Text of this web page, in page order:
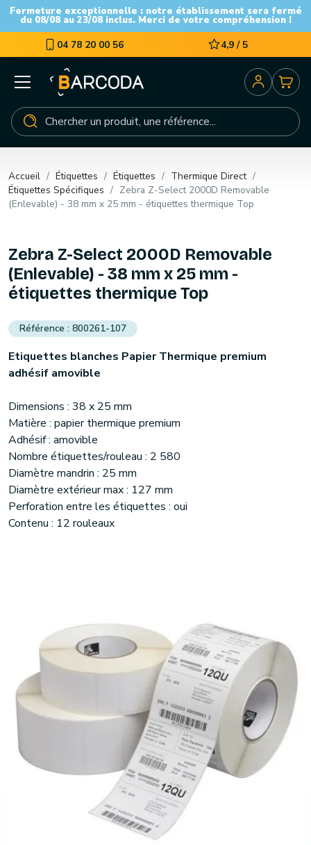
Fermeture exceptionnelle : notre établissement sera fermé
du 08/08 au 23/08 inclus. Merci de votre compréhension !
04 78 20 00 56 4,9 / 5
Accueil Étiquettes Étiquettes
Thermique Direct
Étiquettes Spécifiques
Zebra Z-Select 2000D Removable
(Enlevable) - 38 mm x 25 mm - étiquettes thermique Top
Zebra Z-Select 2000D Removable
(Enlevable) - 38 mm x 25 mm -
étiquettes thermique Top
800261-107
Etiquettes blanches Papier Thermique premium
adhésif amovible
Dimensions : 38 x 25 mm
Matière : papier thermique premium
Adhésif : amovible
Nombre étiquettes/rouleau : 2 580
Diamètre mandrin : 25 mm
Diamètre extérieur max : 127 mm
Perforation entre les étiquettes : oui
Contenu : 12 rouleaux